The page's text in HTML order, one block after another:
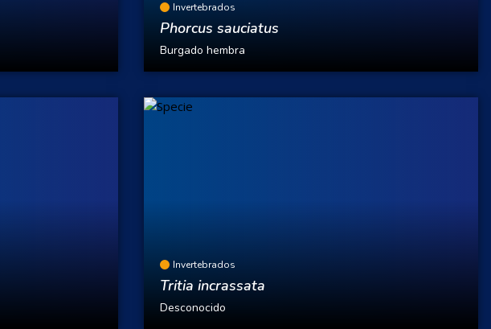
Invertebrados
Phorcus sauciatus
Burgado hembra
Invertebrados
Tritia incrassata
Desconocido